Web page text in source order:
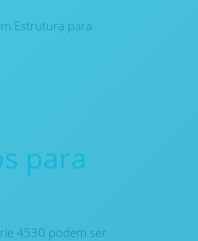
Estrutura para
para
4530 podem ser